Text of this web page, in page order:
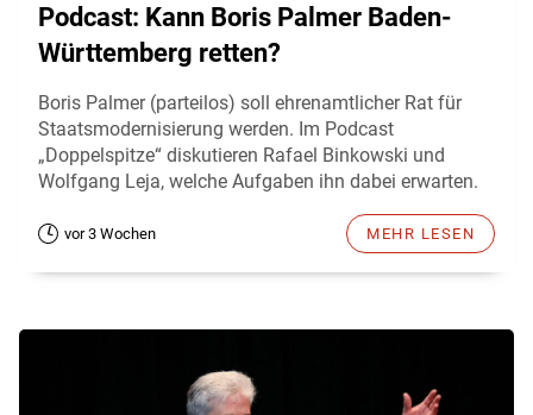
Podcast: Kann Boris Palmer Baden-
Württemberg retten?
Boris Palmer (parteilos) soll ehrenamtlicher Rat für
Staatsmodernisierung werden. Im Podcast
„Doppelspitze“ diskutieren Rafael Binkowski und
Wolfgang Leja, welche Aufgaben ihn dabei erwarten.
vor 3 Wochen MEHR LESEN